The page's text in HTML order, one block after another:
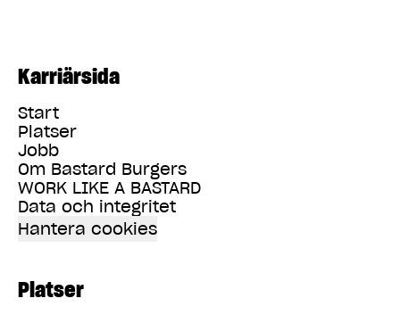
Karriärsida
Start
Platser
Jobb
Om Bastard Burgers
WORK LIKE A BASTARD
Data och integritet
Hantera cookies
Platser